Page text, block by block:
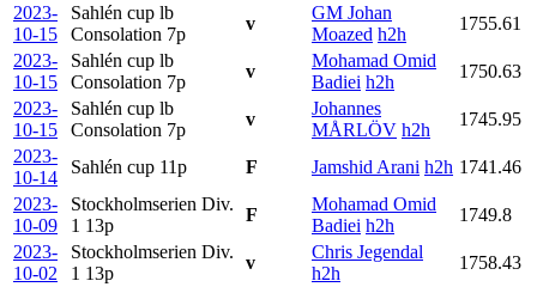
2023-
10-15
Sahlén cup lb
Consolation 7p
v
GM Johan
Moazed h2h
1755.61
2023-
10-15
Sahlén cup lb
Consolation 7p
v
Mohamad Omid
Badiei h2h
1750.63
2023-
10-15
Sahlén cup lb
Consolation 7p
v
Johannes
MÅRLÖV h2h
1745.95
2023-
10-14
Sahlén cup 11p F Jamshid Arani h2h 1741.46
2023-
10-09
Stockholmserien Div.
1 13p
F
Mohamad Omid
Badiei h2h
1749.8
2023-
10-02
Stockholmserien Div.
1 13p
v
Chris Jegendal
h2h
1758.43